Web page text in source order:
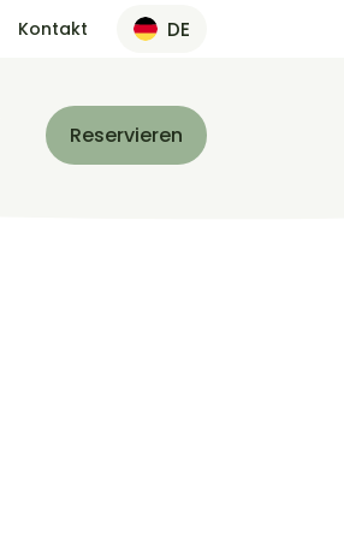
Kontakt DE
Reservieren